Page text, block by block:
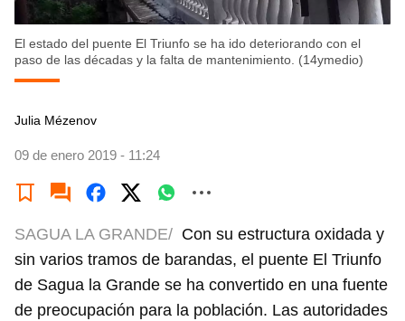
El estado del puente El Triunfo se ha ido deteriorando con el
paso de las décadas y la falta de mantenimiento. (14ymedio)
Julia Mézenov
09 de enero 2019 - 11:24
SAGUA LA GRANDE/ Con su estructura oxidada y
sin varios tramos de barandas, el puente El Triunfo
de Sagua la Grande se ha convertido en una fuente
de preocupación para la población. Las autoridades